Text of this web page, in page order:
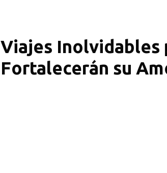
Viajes Inolvidables
Fortalecerán su